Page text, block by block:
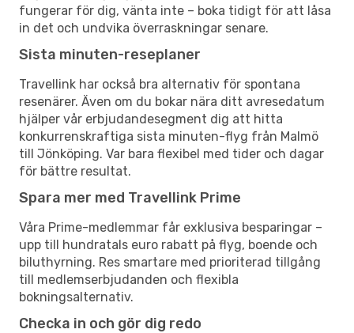
fungerar för dig, vänta inte – boka tidigt för att låsa
in det och undvika överraskningar senare.
Sista minuten-reseplaner
Travellink har också bra alternativ för spontana
resenärer. Även om du bokar nära ditt avresedatum
hjälper vår erbjudandesegment dig att hitta
konkurrenskraftiga sista minuten-flyg från Malmö
till Jönköping. Var bara flexibel med tider och dagar
för bättre resultat.
Spara mer med Travellink Prime
Våra Prime-medlemmar får exklusiva besparingar –
upp till hundratals euro rabatt på flyg, boende och
biluthyrning. Res smartare med prioriterad tillgång
till medlemserbjudanden och flexibla
bokningsalternativ.
Checka in och gör dig redo